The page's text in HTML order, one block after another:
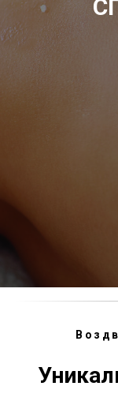
Ознакомьтесь